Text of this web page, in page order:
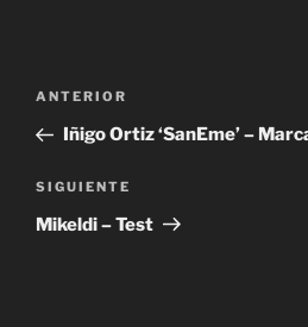
Navegación
entradas
Entrada
anterior:
ANTERIOR
Iñigo Ortiz ‘SanEme’ –
Siguiente
entrada
SIGUIENTE
Mikeldi – Test